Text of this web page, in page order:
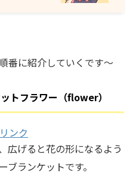
番に紹介していくです〜
トフラワー（flower）
広げると花の形になるよう
ランケットです。